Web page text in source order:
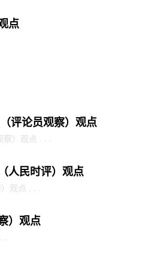
点
评论员观察）观点
察）观点 . . .
人民时评）观点
观点 . . .
）观点
.